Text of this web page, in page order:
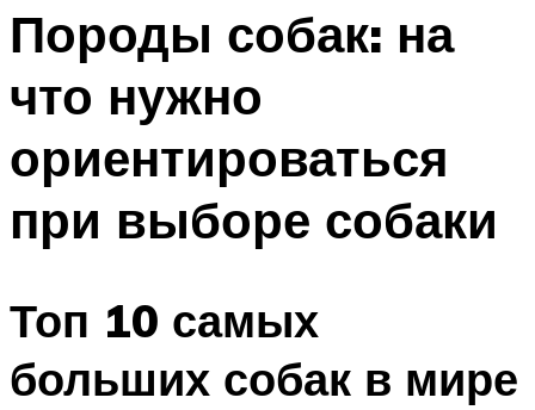
Породы собак: на
что нужно
ориентироваться
при выборе собаки
Топ 10 самых
больших собак в мире